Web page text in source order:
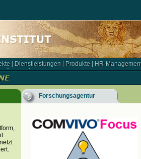
| Dienstleistungen | Produkte | HR-Management
| Dienstleistungen| Produkte| HR-
Forschungsagentur